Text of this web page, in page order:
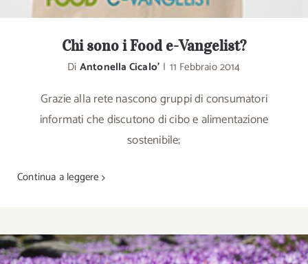
Chi sono i Food e-Vangelist?
Di Antonella Cicalo' | 11 Febbraio 2014
Grazie alla rete nascono gruppi di consumatori
informati che discutono di cibo e alimentazione
sostenibile;
Continua a leggere